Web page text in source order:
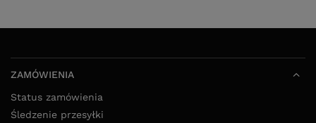
ZAMÓWIENIA
Status zamówienia
Śledzenie przesyłki